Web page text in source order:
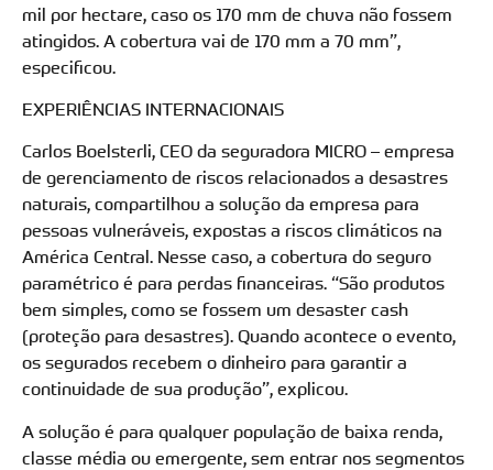
mil por hectare, caso os 170 mm de chuva não fossem
atingidos. A cobertura vai de 170 mm a 70 mm”,
especificou.
EXPERIÊNCIAS INTERNACIONAIS
Carlos Boelsterli, CEO da seguradora MICRO – empresa
de gerenciamento de riscos relacionados a desastres
naturais, compartilhou a solução da empresa para
pessoas vulneráveis, expostas a riscos climáticos na
América Central. Nesse caso, a cobertura do seguro
paramétrico é para perdas financeiras. “São produtos
bem simples, como se fossem um desaster cash
(proteção para desastres). Quando acontece o evento,
os segurados recebem o dinheiro para garantir a
continuidade de sua produção”, explicou.
A solução é para qualquer população de baixa renda,
classe média ou emergente, sem entrar nos segmentos